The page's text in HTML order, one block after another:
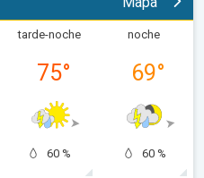
tarde-noche
75°
60 %
noche
69°
60 %